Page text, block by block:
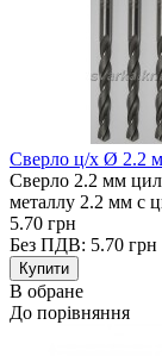
Сверло ц/х Ø 2.2
Сверло 2.2 мм
металлу 2.2 мм с
5.70 грн
Без ПДВ: 5.70 грн
В обране
До порівняння